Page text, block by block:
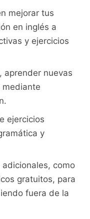
mejorar tus
en inglés a
y⁤ ejercicios
⁢aprender⁣ nuevas
ejercicios‌
y
‍como
gratuitos,⁢ para
fuera de la